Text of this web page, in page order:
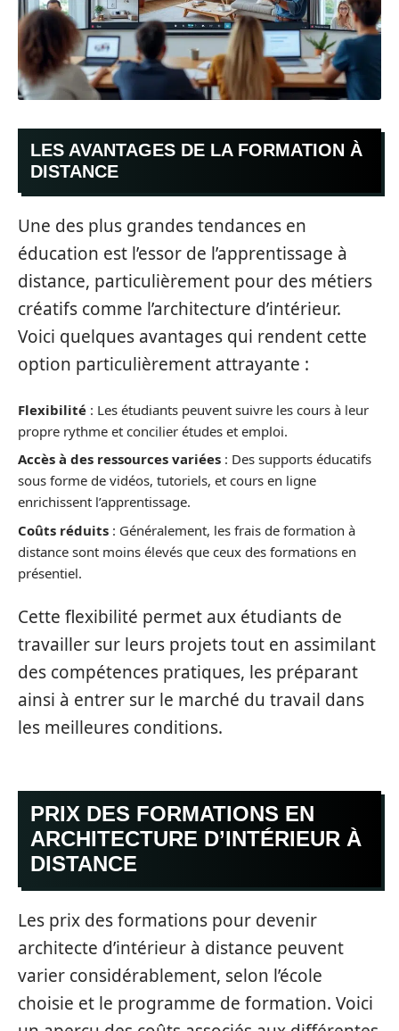
LES AVANTAGES DE LA FORMATION À
DISTANCE
Une des plus grandes tendances en
éducation est l’essor de l’apprentissage à
distance, particulièrement pour des métiers
créatifs comme l’architecture d’intérieur.
Voici quelques avantages qui rendent cette
option particulièrement attrayante :
Flexibilité : Les étudiants peuvent suivre les cours à leur
propre rythme et concilier études et emploi.
Accès à des ressources variées : Des supports éducatifs
sous forme de vidéos, tutoriels, et cours en ligne
enrichissent l’apprentissage.
Coûts réduits : Généralement, les frais de formation à
distance sont moins élevés que ceux des formations en
présentiel.
Cette flexibilité permet aux étudiants de
travailler sur leurs projets tout en assimilant
des compétences pratiques, les préparant
ainsi à entrer sur le marché du travail dans
les meilleures conditions.
PRIX DES FORMATIONS EN
ARCHITECTURE D’INTÉRIEUR À
DISTANCE
Les prix des formations pour devenir
architecte d’intérieur à distance peuvent
varier considérablement, selon l’école
choisie et le programme de formation. Voici